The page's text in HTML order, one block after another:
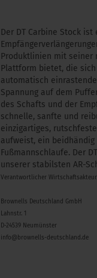
Der DT Carbine Stock
Produktlinien mit seiner
Plattform bietet, die
automatisch
Spannung auf dem
des Schafts und der
schnelle, sanfte und
einzigartiges,
aufweist, ein beidhändig
Fußmannschlaufe. Der
unserer stabilsten AR-
Verantwortlicher
Brownells Deutschland GmbH
Lahnstr. 1
D-24539 Neumünster
info@brownells-deutschland.de